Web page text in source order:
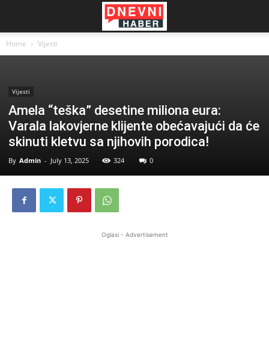
Home Vijesti
Vijesti
Amela “teška” desetine miliona eura:
Varala lakovjerne klijente obećavajući da će
skinuti kletvu sa njihovih porodica!
By Admin - July 13, 2025 324 0
Oglasi - Advertisement